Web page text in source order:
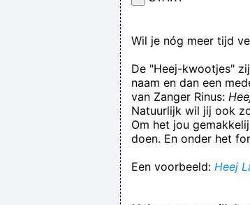
Wil je nóg meer tijd
De "Heej-kwootjes"
naam en dan een
van Zanger Rinus:
Natuurlijk wil jij ook
Om het jou
doen. En onder het
Een voorbeeld: Heej